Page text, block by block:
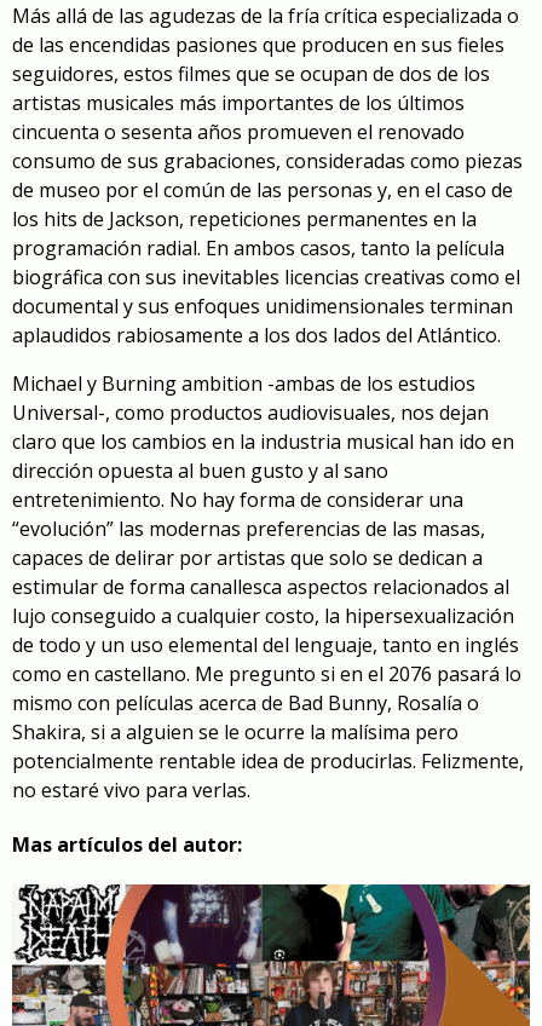
Más allá de las agudezas de la fría crítica especializada o
de las encendidas pasiones que producen en sus fieles
seguidores, estos filmes que se ocupan de dos de los
artistas musicales más importantes de los últimos
cincuenta o sesenta años promueven el renovado
consumo de sus grabaciones, consideradas como piezas
de museo por el común de las personas y, en el caso de
los hits de Jackson, repeticiones permanentes en la
programación radial. En ambos casos, tanto la película
biográfica con sus inevitables licencias creativas como el
documental y sus enfoques unidimensionales terminan
aplaudidos rabiosamente a los dos lados del Atlántico.
Michael y Burning ambition -ambas de los estudios
Universal-, como productos audiovisuales, nos dejan
claro que los cambios en la industria musical han ido en
dirección opuesta al buen gusto y al sano
entretenimiento. No hay forma de considerar una
“evolución” las modernas preferencias de las masas,
capaces de delirar por artistas que solo se dedican a
estimular de forma canallesca aspectos relacionados al
lujo conseguido a cualquier costo, la hipersexualización
de todo y un uso elemental del lenguaje, tanto en inglés
como en castellano. Me pregunto si en el 2076 pasará lo
mismo con películas acerca de Bad Bunny, Rosalía o
Shakira, si a alguien se le ocurre la malísima pero
potencialmente rentable idea de producirlas. Felizmente,
no estaré vivo para verlas.
Mas artículos del autor: